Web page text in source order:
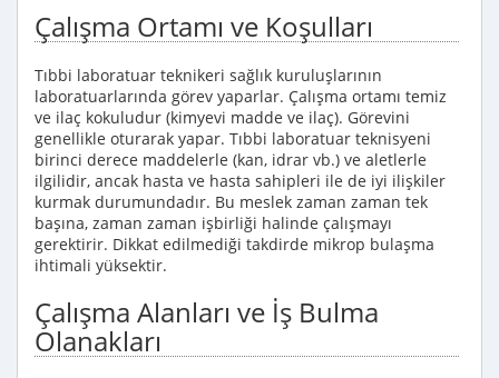
Çalışma Ortamı ve Koşulları
Tıbbi laboratuar teknikeri sağlık kuruluşlarının
laboratuarlarında görev yaparlar. Çalışma ortamı temiz
ve ilaç kokuludur (kimyevi madde ve ilaç). Görevini
genellikle oturarak yapar. Tıbbi laboratuar teknisyeni
birinci derece maddelerle (kan, idrar vb.) ve aletlerle
ilgilidir, ancak hasta ve hasta sahipleri ile de iyi ilişkiler
kurmak durumundadır. Bu meslek zaman zaman tek
başına, zaman zaman işbirliği halinde çalışmayı
gerektirir. Dikkat edilmediği takdirde mikrop bulaşma
ihtimali yüksektir.
Çalışma Alanları ve İş Bulma
Olanakları